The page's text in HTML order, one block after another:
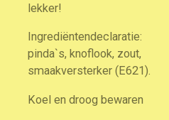
lekker!
Ingrediëntendeclaratie:
pinda`s, knoflook, zout,
smaakversterker (E621).
Koel en droog bewaren